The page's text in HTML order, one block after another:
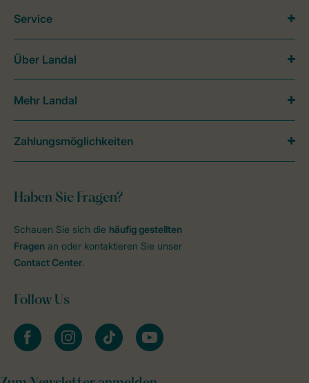
Haben Sie Fragen?
Schauen Sie sich die häufig gestellten
Fragen an oder kontaktieren Sie unser
Contact Center.
Follow Us
facebookinstagramtiktok youtube
Service
Über Landal
Mehr Landal
Zahlungsmöglichkeiten